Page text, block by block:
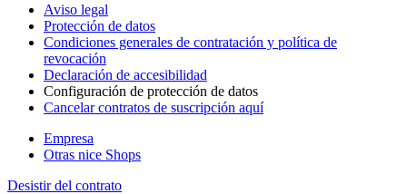
Aviso legal
Protección de datos
Condiciones generales de contratación y política de
revocación
Declaración de accesibilidad
Configuración de protección de datos
Cancelar contratos de suscripción aquí
Empresa
Otras nice Shops
Desistir del contrato